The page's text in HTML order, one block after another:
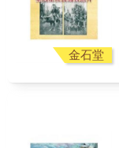
金石堂